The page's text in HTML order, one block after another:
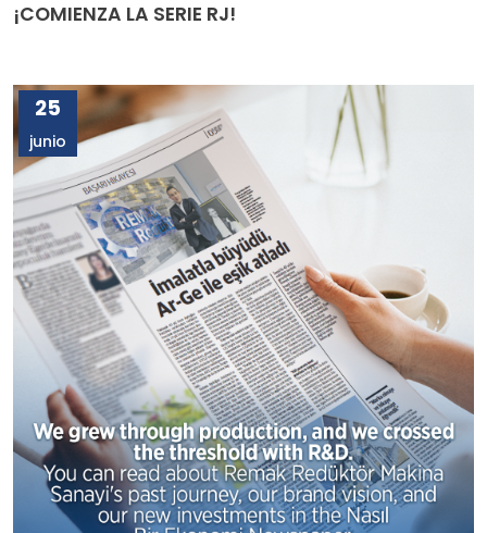
¡COMIENZA LA SERIE RJ!
25
junio